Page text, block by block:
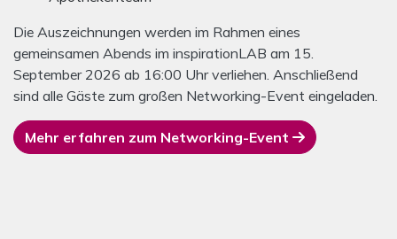
Die Auszeichnungen werden im Rahmen eines
gemeinsamen Abends im inspirationLAB am 15.
September 2026 ab 16:00 Uhr verliehen. Anschließend
sind alle Gäste zum großen Networking-Event eingeladen.
Mehr erfahren zum Networking-Event